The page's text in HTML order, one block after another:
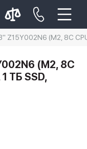
Z15Y002N6 (M2, 8C
(M2, 8C
ТБ SSD,